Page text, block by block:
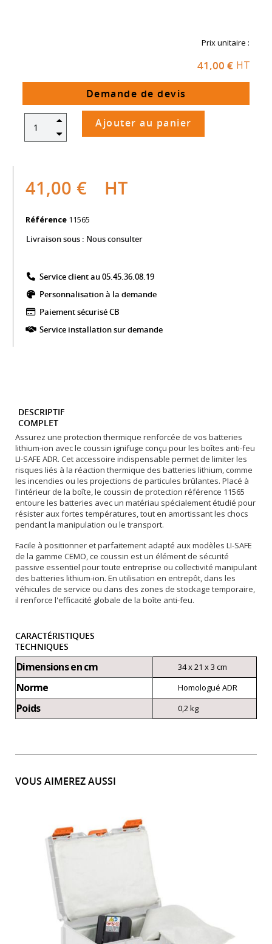
Prix unitaire :
41,00 € HT
Demande de devis
Ajouter au panier
41,00 € HT
Référence 11565
Livraison sous : Nous consulter
Service client au 05.45.36.08.19​
Personnalisation à la demande
Paiement sécurisé CB​
Service installation sur demande
DESCRIPTIF
COMPLET
Assurez une protection thermique renforcée de vos batteries
lithium-ion avec le coussin ignifuge conçu pour les boîtes anti-feu
LI-SAFE ADR. Cet accessoire indispensable permet de limiter les
risques liés à la réaction thermique des batteries lithium, comme
les incendies ou les projections de particules brûlantes. Placé à
l'intérieur de la boîte, le coussin de protection référence 11565
entoure les batteries avec un matériau spécialement étudié pour
résister aux fortes températures, tout en amortissant les chocs
pendant la manipulation ou le transport.
Facile à positionner et parfaitement adapté aux modèles LI-SAFE
de la gamme CEMO, ce coussin est un élément de sécurité
passive essentiel pour toute entreprise ou collectivité manipulant
des batteries lithium-ion. En utilisation en entrepôt, dans les
véhicules de service ou dans des zones de stockage temporaire,
il renforce l'efficacité globale de la boîte anti-feu.
CARACTÉRISTIQUES
TECHNIQUES
Dimensions en cm 34 x 21 x 3 cm
Norme Homologué ADR
Poids 0,2 kg
VOUS AIMEREZ AUSSI